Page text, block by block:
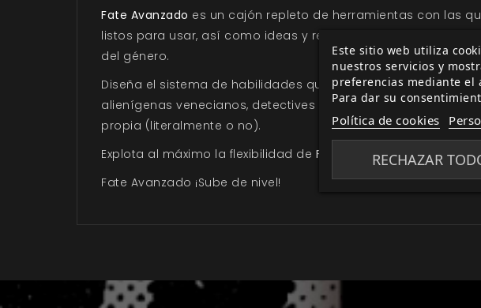
Fate Avanzado es un cajón repleto de herramientas con las
listos para usar, así como ideas y reglas opcionales que
del género.
Diseña el sistema de habilidades que tu campaña de
alienígenas venecianos, detectives del más allá… Desarrolla
propia (literalmente o no).
Explota al máximo la flexibilidad de Fate Básicoy vive todas
Fate Avanzado ¡Sube de nivel!
Este sitio web utiliza
nuestros servicios y
preferencias mediante el
Para dar su
Política de cookies
RECHAZAR